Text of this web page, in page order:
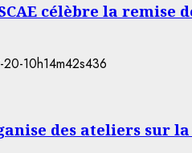
célèbre la remise
des ateliers sur